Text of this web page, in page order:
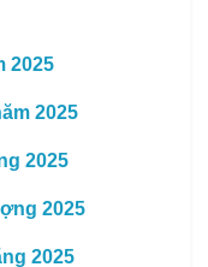
2025
2025
2025
2025
2025